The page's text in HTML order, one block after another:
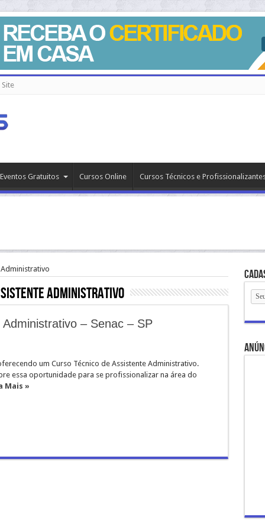
Gratuitos Cursos Online Cursos Técnicos e
Administrativo
– Senac – SP
um Curso Técnico de Assistente Administrativo.
essa oportunidade para se profissionalizar na área do
Mais »